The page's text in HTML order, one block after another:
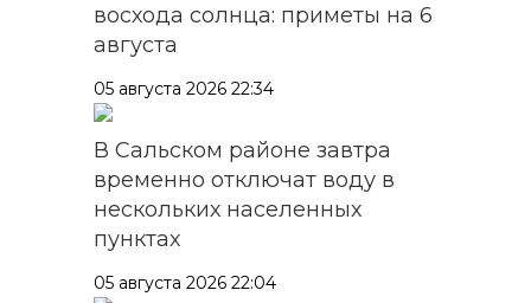
восхода солнца: приметы на 6
августа
05 августа 2026 22:34
В Сальском районе завтра
временно отключат воду в
нескольких населенных
пунктах
05 августа 2026 22:04